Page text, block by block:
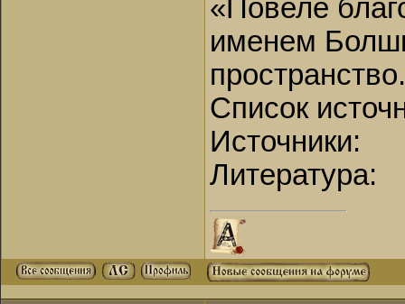
«Повеле
именем
пространство.
Список
Источники:
Литература: